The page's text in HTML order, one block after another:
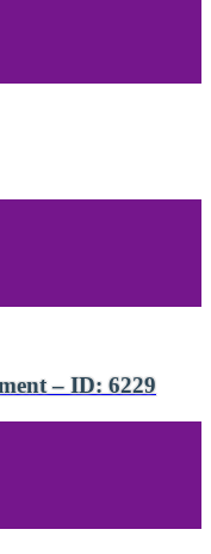
– ID: 6229